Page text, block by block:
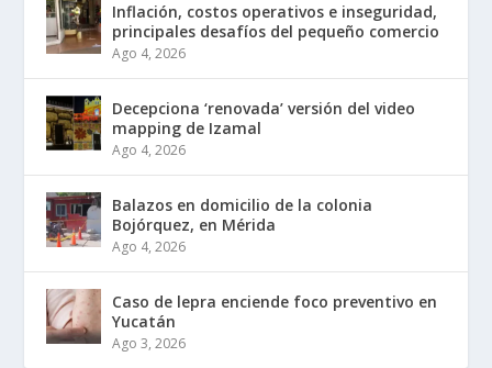
Inflación, costos operativos e inseguridad,
principales desafíos del pequeño comercio
Ago 4, 2026
Decepciona ‘renovada’ versión del video
mapping de Izamal
Ago 4, 2026
Balazos en domicilio de la colonia
Bojórquez, en Mérida
Ago 4, 2026
Caso de lepra enciende foco preventivo en
Yucatán
Ago 3, 2026